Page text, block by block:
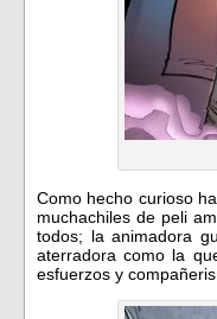
Como hecho curioso
muchachiles de peli
todos; la animadora
aterradora como la
esfuerzos y